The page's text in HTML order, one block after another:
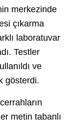
merkezinde
çıkarma
laboratuvar
Testler
ve
gösterdi.
metin tabanlı